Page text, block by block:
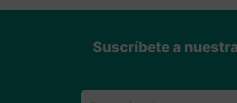
Suscríbete a